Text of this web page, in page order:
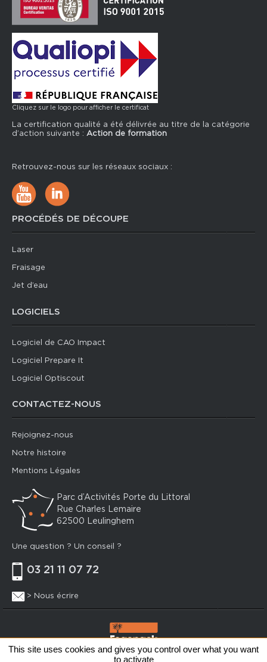
Cliquez sur le logo pour afficher le certificat
La certification qualité a été délivrée au titre de la catégorie
d’action suivante : Action de formation
Retrouvez-nous sur les réseaux sociaux :
PROCÉDÉS DE DÉCOUPE
Laser
Fraisage
Jet d’eau
LOGICIELS
Logiciel de CAO Impact
Logiciel Prepare It
Logiciel Optiscout
CONTACTEZ-NOUS
Rejoignez-nous
Notre histoire
Mentions Légales
Parc d’Activités Porte du Littoral
Rue Charles Lemaire
62500 Leulinghem
Une question ? Un conseil ?
03 21 11 07 72
> Nous écrire
This site uses cookies and gives you control over what you want
to activate